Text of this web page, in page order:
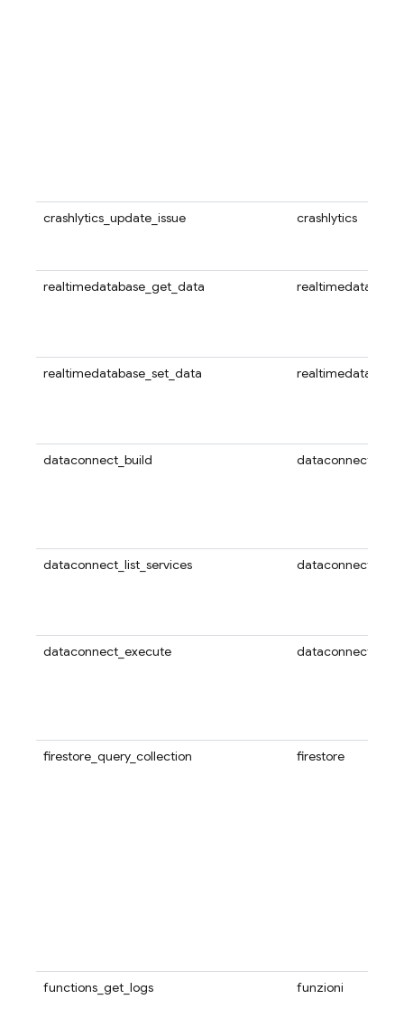
crashlytics_update_issue crashlytics
realtimedatabase_get_data realtimedatabase
realtimedatabase_set_data realtimedatabase
dataconnect_build dataconnect
dataconnect_list_services dataconnect
dataconnect_execute dataconnect
firestore_query_collection firestore
functions_get_logs funzioni